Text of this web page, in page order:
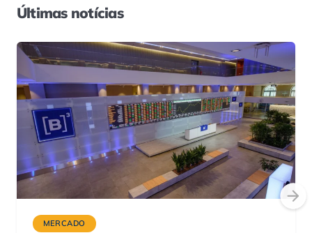
Últimas notícias
MERCADO